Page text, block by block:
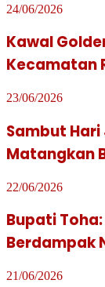
24/06/2026
Kawal
Kecamatan
23/06/2026
Sambut
Matangkan
22/06/2026
Bupati
Berdampak
21/06/2026